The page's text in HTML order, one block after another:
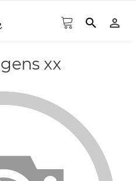
search person_outline
xx